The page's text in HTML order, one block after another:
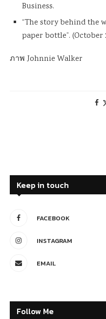
Business.
“The story behind the
paper bottle”. (October
ภาพ Johnnie Walker
Keep in touch
FACEBOOK
INSTAGRAM
EMAIL
Follow Me